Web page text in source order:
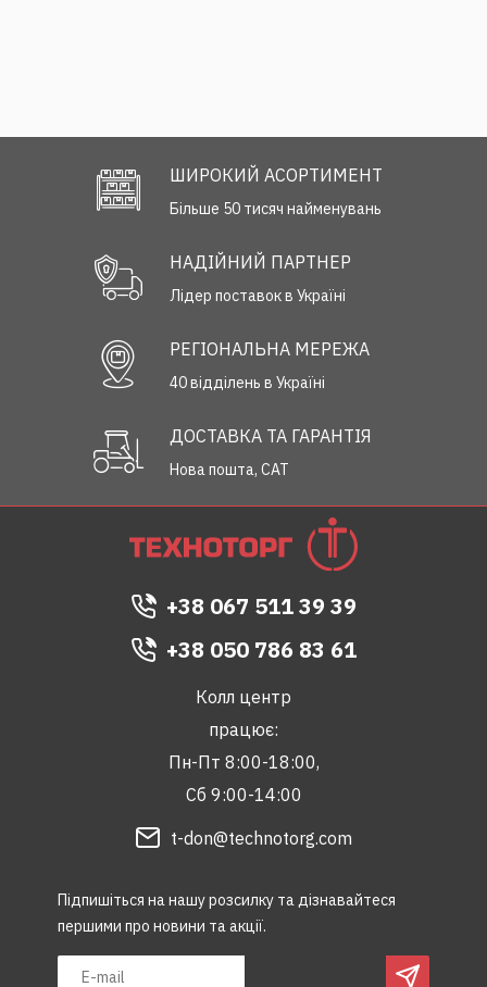
ШИРОКИЙ АСОРТИМЕНТ
Більше 50 тисяч найменувань
НАДІЙНИЙ ПАРТНЕР
Лідер поставок в Україні
РЕГІОНАЛЬНА МЕРЕЖА
40 відділень в Україні
ДОСТАВКА ТА ГАРАНТІЯ
Нова пошта, САТ
Підпишіться на нашу розсилку та дізнавайтеся
першими про новини та акції.
+38 067 511 39 39
+38 050 786 83 61
Колл центр
працює:
Пн-Пт 8:00-18:00,
Сб 9:00-14:00
t-don@technotorg.com